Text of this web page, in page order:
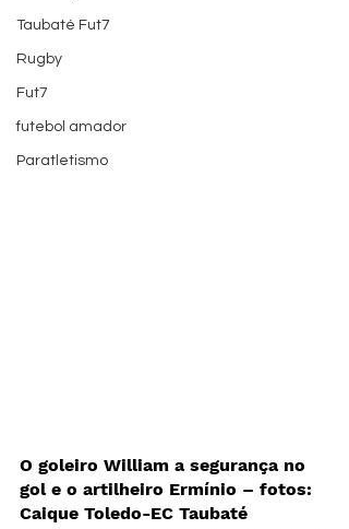
Taubaté Fut7
Rugby
Fut7
futebol amador
Paratletismo
O goleiro William a segurança no
gol e o artilheiro Ermínio – fotos:
Caique Toledo-EC Taubaté